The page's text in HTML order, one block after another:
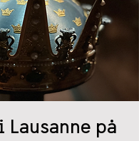
Lausanne på